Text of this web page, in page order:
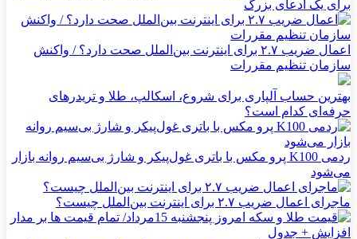
برای یک ادعای بزرگ
اعمال ضریب ۲.۷ برای اینترنت بین‌الملل صحت دارد؟ / واکنش
سازمان تنظیم مقررات
بهترین حساب آلپاری برای شروع، اسکالپ، طلا و تریدرهای
حرفه‌ای کدام است؟
ردمی K100 پرو مکس با باتری غول‌پیکر و شارژ بی‌سیم روانه بازار
می‌شود
ماجرای اعمال ضریب ۲.۷ برای اینترنت بین‌الملل چیست؟